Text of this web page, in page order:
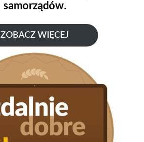
samorządów.
ZOBACZ WIĘCEJ